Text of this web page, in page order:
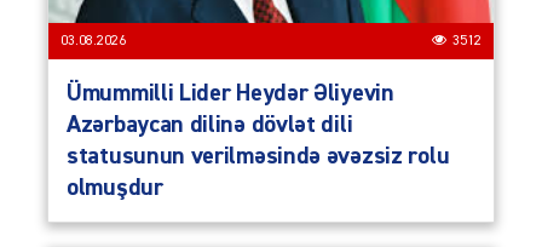
03.08.2026 3512
Ümummilli Lider Heydər Əliyevin
Azərbaycan dilinə dövlət dili
statusunun verilməsində əvəzsiz rolu
olmuşdur